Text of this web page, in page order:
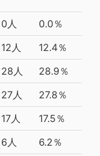
0人
0.0％
12人
12.4％
28人
28.9％
27人
27.8％
17人
17.5％
6人
6.2％